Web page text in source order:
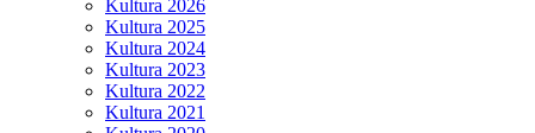
Kultura 2026
Kultura 2025
Kultura 2024
Kultura 2023
Kultura 2022
Kultura 2021